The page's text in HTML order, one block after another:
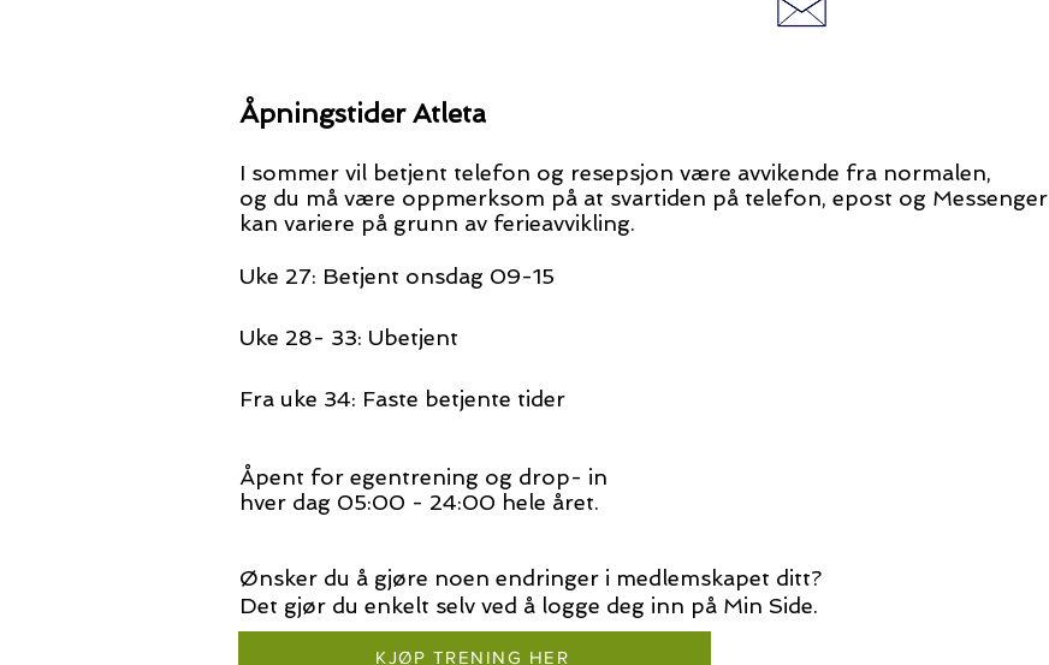
Åpningstider Atleta
I sommer vil betjent telefon og resepsjon være avvikende fra normalen,
og du må være oppmerksom på at svartiden på telefon, epost og Messenger
kan variere på grunn av ferieavvikling.
Uke 27: Betjent onsdag 09-15
Uke 28- 33: Ubetjent
Fra uke 34: Faste betjente tider
Åpent for egentrening og drop- in
hver dag 05:00 - 24:00 hele året.
Ønsker du å gjøre noen endringer i medlemskapet ditt?
Det gjør du enkelt selv ved å logge deg inn på Min Side.
KJØP TRENING HER